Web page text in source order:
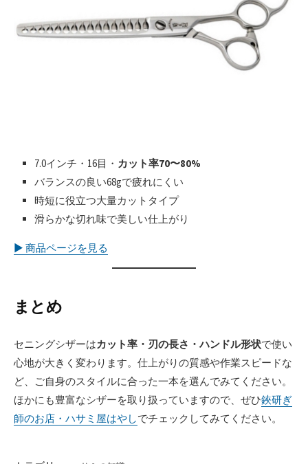
7.0インチ・16目・ カット率70〜80%
バランスの良い68gで疲れにくい
時短に役立つ大量カットタイプ
滑らかな切れ味で美しい仕上がり
▶︎ 商品ページを見る
まとめ
セニングシザーはカット率・刃の長さ・ハンドル形状で使い
心地が大きく変わります。仕上がりの質感や作業スピードな
ど、ご自身のスタイルに合った一本を選んでみてください。
ほかにも豊富なシザーを取り扱っていますので、ぜひ鋏研ぎ
師のお店・ハサミ屋はやしでチェックしてみてください。